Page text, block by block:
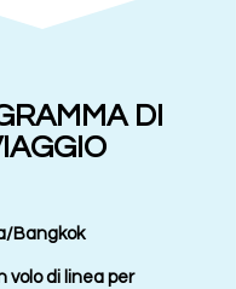
DI
Bangkok
volo di linea per